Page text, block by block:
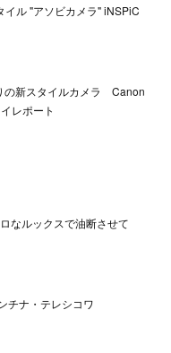
ル "アソビカメラ" iNSPiC
の新スタイルカメラ Canon
レポート
なルックスで油断させて
チナ・テレシコワ